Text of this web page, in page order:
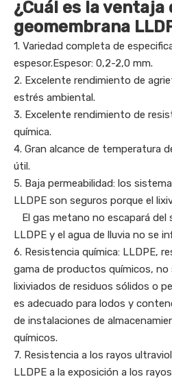
¿Cuál es la ventaja
geomembrana
1. Variedad completa de
espesor.Espesor: 0,2-2,0 mm.
2. Excelente rendimiento de
estrés ambiental.
3. Excelente rendimiento de
química.
4. Gran alcance de temperatura
útil.
5. Baja permeabilidad: los
LLDPE son seguros porque el
El gas metano no escapará del
LLDPE y el agua de lluvia no se
6. Resistencia química: LLDPE,
gama de productos químicos, no
lixiviados de residuos sólidos o
es adecuado para lodos y
de instalaciones de
químicos.
7. Resistencia a los rayos
LLDPE a la exposición a los